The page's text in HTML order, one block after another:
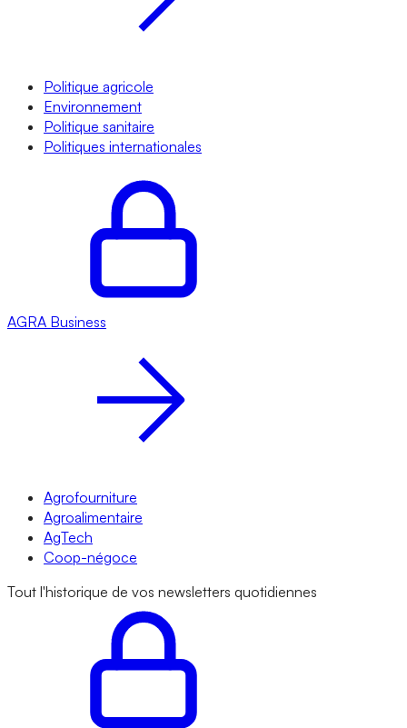
Politique agricole
Environnement
Politique sanitaire
Politiques internationales
AGRA Business
Agrofourniture
Agroalimentaire
AgTech
Coop-négoce
Tout l'historique de vos newsletters quotidiennes